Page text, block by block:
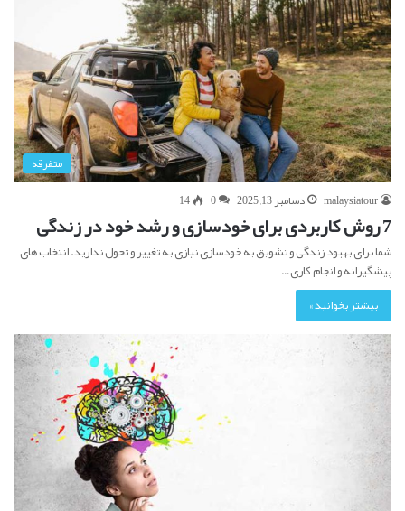
متفرقه
malaysiatour
دسامبر 13, 2025 0
14
7 روش کاربردی برای خودسازی و رشد خود در زندگی
شما برای بهبود زندگی و تشویق به خودسازی نیازی به تغییر و تحول ندارید. انتخاب های
پیشگیرانه و انجام کاری…
بیشتر بخوانید »